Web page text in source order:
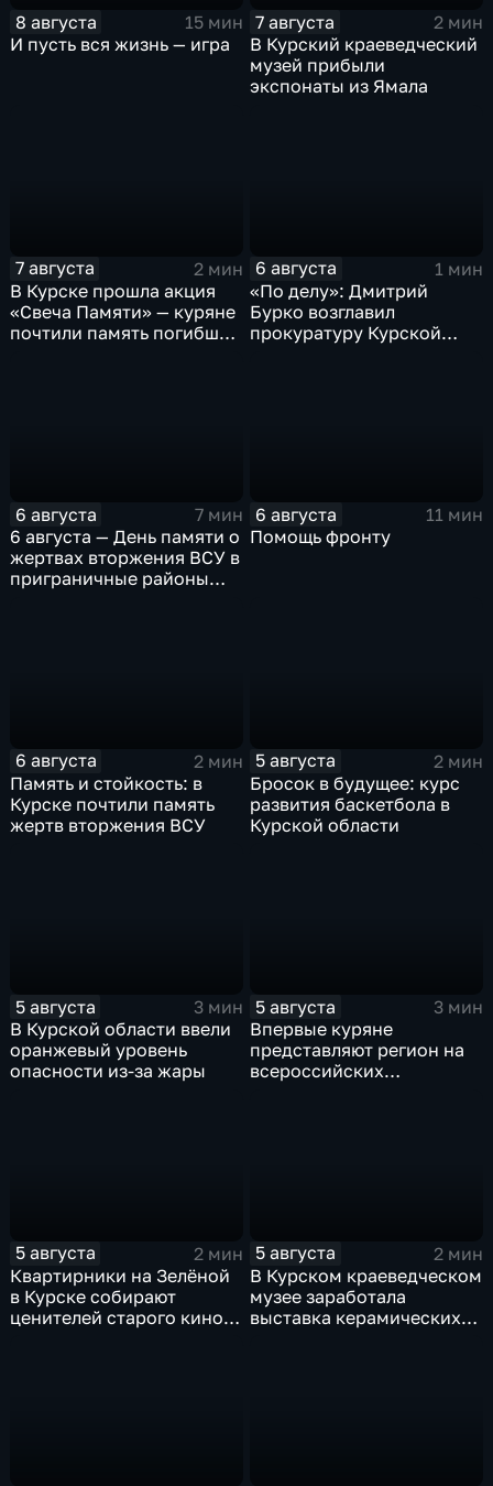
8 августа
15 мин
И пусть вся жизнь — игра
7 августа
2 мин
В Курский краеведческий
музей прибыли
экспонаты из Ямала
7 августа
2 мин
В Курске прошла акция
«Свеча Памяти» — куряне
почтили память погибших
6 августа
1 мин
«По делу»: Дмитрий
Бурко возглавил
прокуратуру Курской
6 августа
7 мин
6 августа — День памяти о
жертвах вторжения ВСУ в
приграничные районы
6 августа
11 мин
Помощь фронту
6 августа
2 мин
Память и стойкость: в
Курске почтили память
жертв вторжения ВСУ
5 августа
2 мин
Бросок в будущее: курс
развития баскетбола в
Курской области
5 августа
3 мин
В Курской области ввели
оранжевый уровень
опасности из-за жары
5 августа
3 мин
Впервые куряне
представляют регион на
всероссийских
5 августа
2 мин
Квартирники на Зелёной
в Курске собирают
ценителей старого кино
5 августа
2 мин
В Курском краеведческом
музее заработала
выставка керамических